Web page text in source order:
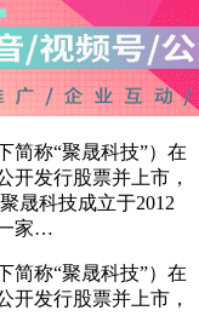
简称“聚晟科技”）在
开发行股票并上市，
晟科技成立于2012
家…
简称“聚晟科技”）在
开发行股票并上市，